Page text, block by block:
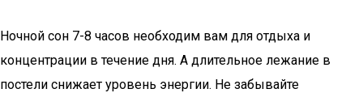
Ночной сон 7-8 часов необходим вам для отдыха и
концентрации в течение дня. А длительное лежание в
постели снижает уровень энергии. Не забывайте